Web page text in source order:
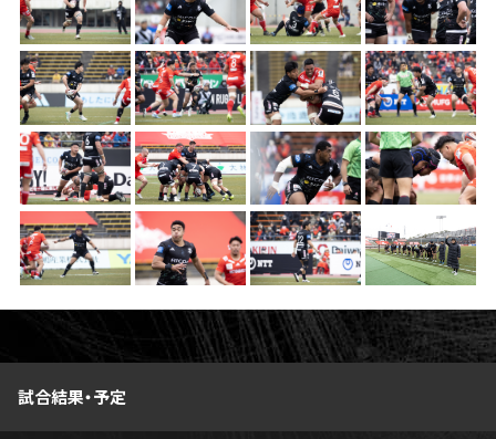
SDGs・ホームタウン
ファンクラブ
パートナー
試合結果・予定